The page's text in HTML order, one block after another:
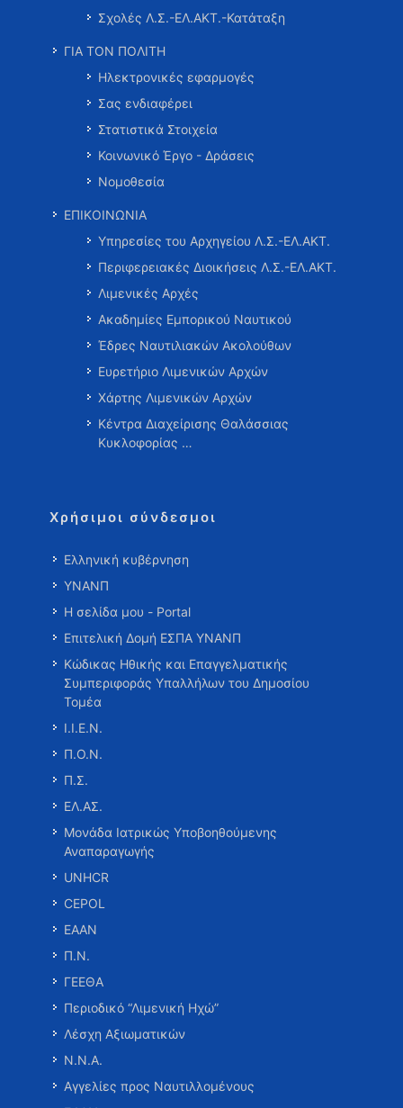
Σχολές Λ.Σ.-ΕΛ.ΑΚΤ.-Κατάταξη
ΓΙΑ ΤΟΝ ΠΟΛΙΤΗ
Ηλεκτρονικές εφαρμογές
Σας ενδιαφέρει
Στατιστικά Στοιχεία
Κοινωνικό Έργο - Δράσεις
Νομοθεσία
ΕΠΙΚΟΙΝΩΝΙΑ
Υπηρεσίες του Αρχηγείου Λ.Σ.-ΕΛ.ΑΚΤ.
Περιφερειακές Διοικήσεις Λ.Σ.-ΕΛ.ΑΚΤ.
Λιμενικές Αρχές
Ακαδημίες Εμπορικού Ναυτικού
Έδρες Ναυτιλιακών Ακολούθων
Ευρετήριο Λιμενικών Αρχών
Χάρτης Λιμενικών Αρχών
Κέντρα Διαχείρισης Θαλάσσιας
Κυκλοφορίας …
Χρήσιμοι σύνδεσμοι
Ελληνική κυβέρνηση
ΥΝΑΝΠ
Η σελίδα μου - Portal
Επιτελική Δομή ΕΣΠΑ ΥΝΑΝΠ
Κώδικας Ηθικής και Επαγγελματικής
Συμπεριφοράς Υπαλλήλων του Δημοσίου
Τομέα
Ι.Ι.Ε.Ν.
Π.Ο.Ν.
Π.Σ.
ΕΛ.ΑΣ.
Μονάδα Ιατρικώς Υποβοηθούμενης
Αναπαραγωγής
UNHCR
CEPOL
ΕΑΑΝ
Π.Ν.
ΓΕΕΘΑ
Περιοδικό “Λιμενική Ηχώ”
Λέσχη Αξιωματικών
Ν.Ν.Α.
Αγγελίες προς Ναυτιλλομένους